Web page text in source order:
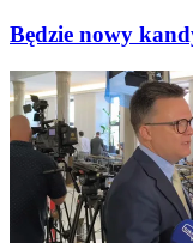
Będzie nowy